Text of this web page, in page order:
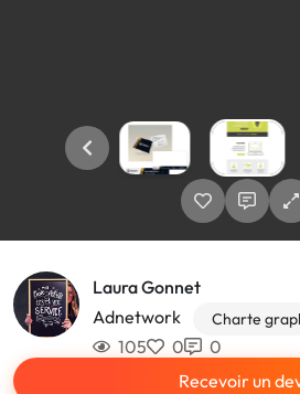
Laura Gonnet
Adnetwork
Charte
105 0
0
Recevoir un